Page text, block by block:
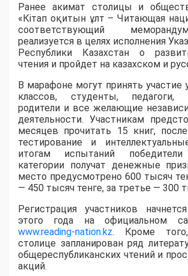
Ранее акимат столицы и
«Кітап оқитын ұлт – Читающая
соответствующий
реализуется в целях исполнения
Республики Казахстан о
чтения и пройдет на казахском и
В марафоне могут принять участие
классов, студенты, педагоги,
родители и все желающие
деятельности. Участникам
месяцев прочитать 15 книг,
тестирование и
итогам испытаний
категории получат денежные
место предусмотрено 600 тысяч
— 450 тысяч тенге, за третье — 300
Регистрация участников
этого года на официальном
www.reading-nation.kz. Кроме
столице запланирован ряд
общереспубликанских чтений и
акций.